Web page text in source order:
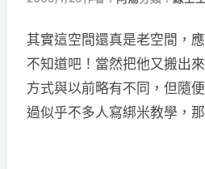
其實這空間還真是老空間，
不知道吧！當然把他又搬出
方式與以前略有不同，但隨
過似乎不多人寫綁米教學，